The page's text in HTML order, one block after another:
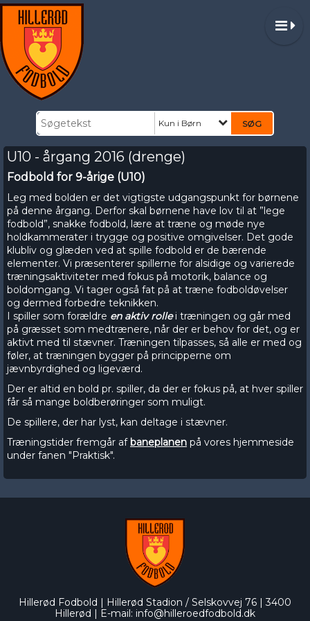
Kun i Børn
U10 - årgang 2016 (drenge)
Fodbold for 9-årige (U10)
Leg med bolden er det vigtigste udgangspunkt for børnene
på denne årgang. Derfor skal børnene have lov til at ”lege
fodbold”, snakke fodbold, lære at træne og møde nye
holdkammerater i trygge og positive omgivelser. Det gode
klubliv og glæden ved at spille fodbold er de bærende
elementer. Vi præsenterer spillerne for alsidige og varierede
træningsaktiviteter med fokus på motorik, balance og
boldomgang. Vi tager også fat på at træne fodboldøvelser
og dermed forbedre teknikken.
I spiller som forældre en aktiv rollei træningen og går med
på græsset som medtrænere, når der er behov for det, og er
aktivt med til stævner. Træningen tilpasses, så alle er med og
føler, at træningen bygger på principperne om
jævnbyrdighed og ligeværd.
Der er altid en bold pr. spiller, da der er fokus på, at hver spiller
får så mange boldberøringer som muligt.
De spillere, der har lyst, kan deltage i stævner.
Træningstider fremgår afbaneplanen på vores hjemmeside
under fanen "Praktisk".
Hillerød Fodbold | Hillerød Stadion / Selskovvej 76 | 3400
Hillerød | E-mail: info@hilleroedfodbold.dk